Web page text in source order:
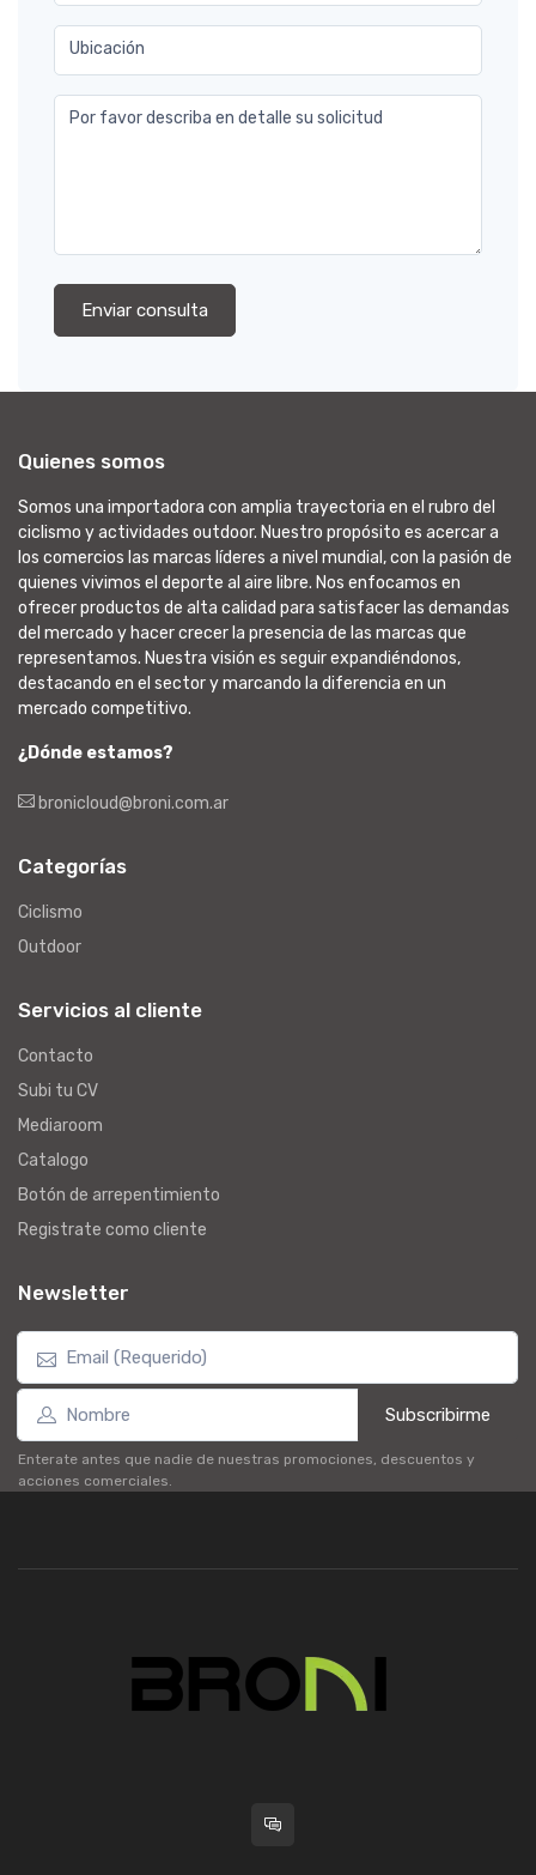
Ubicación
Por favor describa en detalle su solicitud
Enviar consulta
Quienes somos
Somos una importadora con amplia trayectoria en el rubro del
ciclismo y actividades outdoor. Nuestro propósito es acercar a
los comercios las marcas líderes a nivel mundial, con la pasión de
quienes vivimos el deporte al aire libre. Nos enfocamos en
ofrecer productos de alta calidad para satisfacer las demandas
del mercado y hacer crecer la presencia de las marcas que
representamos. Nuestra visión es seguir expandiéndonos,
destacando en el sector y marcando la diferencia en un
mercado competitivo.
¿Dónde estamos?
bronicloud@broni.com.ar
Categorías
Ciclismo
Outdoor
Servicios al cliente
Contacto
Subi tu CV
Mediaroom
Catalogo
Botón de arrepentimiento
Registrate como cliente
Newsletter
Subscribirme
Enterate antes que nadie de nuestras promociones, descuentos y
acciones comerciales.